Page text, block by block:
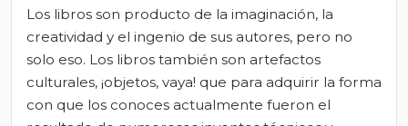
Los libros son producto de la imaginación, la
creatividad y el ingenio de sus autores, pero no
solo eso. Los libros también son artefactos
culturales, ¡objetos, vaya! que para adquirir la forma
con que los conoces actualmente fueron el